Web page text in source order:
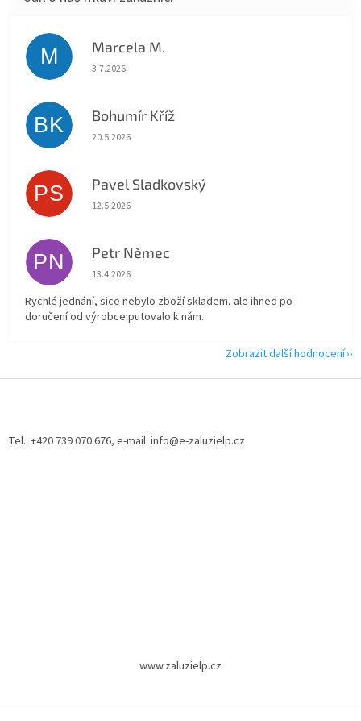
M Marcela M.
Hodnocení obchodu je 5 z 5 hvězdiček.
3.7.2026
BK Bohumír Kříž
Hodnocení obchodu je 5 z 5 hvězdiček.
20.5.2026
PS Pavel Sladkovský
Hodnocení obchodu je 5 z 5 hvězdiček.
12.5.2026
PN Petr Němec
Hodnocení obchodu je 5 z 5 hvězdiček.
13.4.2026
Rychlé jednání, sice nebylo zboží skladem, ale ihned po
doručení od výrobce putovalo k nám.
Zobrazit další hodnocení
Tel.: +420 739 070 676, e-mail: info@e-zaluzielp.cz
www.zaluzielp.cz